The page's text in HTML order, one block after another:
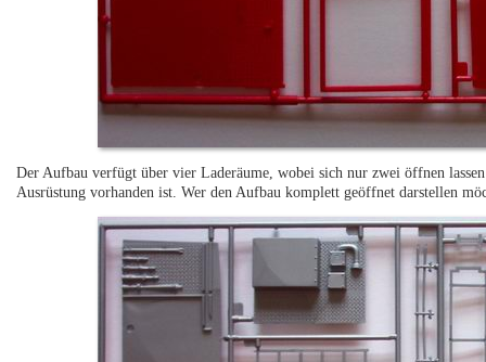
Der Aufbau verfügt über vier Laderäume, wobei sich nur zwei öffnen
Ausrüstung vorhanden ist. Wer den Aufbau komplett geöffnet darstellen